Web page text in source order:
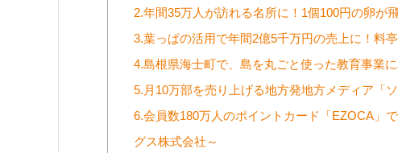
2.年間35万人が訪れる名所に！1個100円の卵が
3.葉っぱの活用で年間2億5千万円の売上に！料
4.島根県海士町で、島を丸ごと使った教育事業
5.月10万部を売り上げる地方発地方メディア「
6.会員数180万人のポイントカード「EZOCA」
グス株式会社～